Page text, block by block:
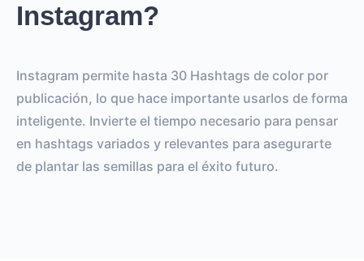
Instagram?
Instagram permite hasta 30 Hashtags de color por
publicación, lo que hace importante usarlos de forma
inteligente. Invierte el tiempo necesario para pensar
en hashtags variados y relevantes para asegurarte
de plantar las semillas para el éxito futuro.